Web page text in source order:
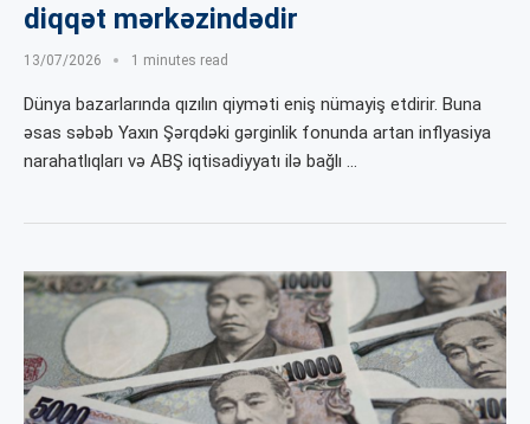
diqqət mərkəzindədir
13/07/2026 1 minutes read
Dünya bazarlarında qızılın qiyməti eniş nümayiş etdirir. Buna
əsas səbəb Yaxın Şərqdəki gərginlik fonunda artan inflyasiya
narahatlıqları və ABŞ iqtisadiyyatı ilə bağlı …